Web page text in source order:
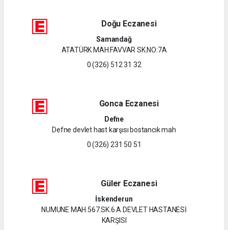
Doğu Eczanesi
Samandağ
ATATÜRK MAH.FAVVAR SK.NO:7A
0 (326) 512 31 32
Gonca Eczanesi
Defne
Defne devlet hast karşısı bostancık mah
0 (326) 231 50 51
Güler Eczanesi
İskenderun
NUMUNE MAH.567.SK.6 A DEVLET HASTANESİ
KARŞISI